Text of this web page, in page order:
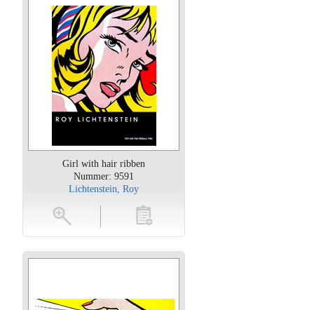
Girl with hair ribben
Nummer: 9591
Lichtenstein, Roy
toevoegen